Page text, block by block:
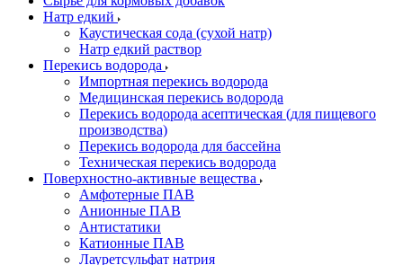
Натр едкий
Каустическая сода (сухой натр)
Натр едкий раствор
Перекись водорода
Импортная перекись водорода
Медицинская перекись водорода
Перекись водорода асептическая (для пищевого
производства)
Перекись водорода для бассейна
Техническая перекись водорода
Поверхностно-активные вещества
Амфотерные ПАВ
Анионные ПАВ
Антистатики
Катионные ПАВ
Лауретсульфат натрия